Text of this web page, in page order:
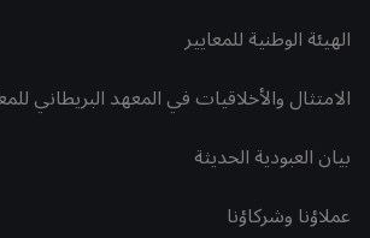
الهيئة الوطنية للمعايير
الامتثال والأخلاقيات في المعهد البريطاني
بيان العبودية الحديثة
عملاؤنا وشركاؤنا